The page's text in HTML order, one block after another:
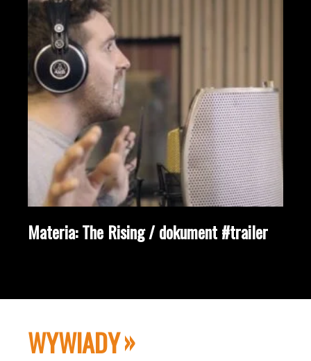
Materia: The Rising / dokument #trailer
WYWIADY